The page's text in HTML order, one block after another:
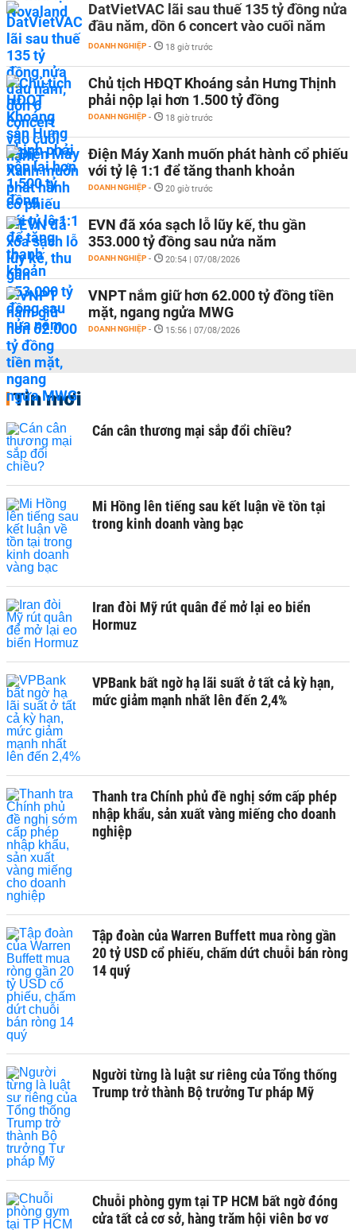
DatVietVAC lãi sau thuế 135 tỷ đồng nửa
đầu năm, dồn 6 concert vào cuối năm
DOANH NGHIỆP - 18 giờ trước
Chủ tịch HĐQT Khoáng sản Hưng Thịnh
phải nộp lại hơn 1.500 tỷ đồng
DOANH NGHIỆP - 18 giờ trước
Điện Máy Xanh muốn phát hành cổ phiếu
với tỷ lệ 1:1 để tăng thanh khoản
DOANH NGHIỆP - 20 giờ trước
EVN đã xóa sạch lỗ lũy kế, thu gần
353.000 tỷ đồng sau nửa năm
DOANH NGHIỆP - 20:54 | 07/08/2026
VNPT nắm giữ hơn 62.000 tỷ đồng tiền
mặt, ngang ngửa MWG
DOANH NGHIỆP - 15:56 | 07/08/2026
Tin mới
Cán cân thương mại sắp đổi chiều?
Mi Hồng lên tiếng sau kết luận về tồn tại
trong kinh doanh vàng bạc
Iran đòi Mỹ rút quân để mở lại eo biển
Hormuz
VPBank bất ngờ hạ lãi suất ở tất cả kỳ hạn,
mức giảm mạnh nhất lên đến 2,4%
Thanh tra Chính phủ đề nghị sớm cấp phép
nhập khẩu, sản xuất vàng miếng cho doanh
nghiệp
Tập đoàn của Warren Buffett mua ròng gần
20 tỷ USD cổ phiếu, chấm dứt chuỗi bán ròng
14 quý
Người từng là luật sư riêng của Tổng thống
Trump trở thành Bộ trưởng Tư pháp Mỹ
Chuỗi phòng gym tại TP HCM bất ngờ đóng
cửa tất cả cơ sở, hàng trăm hội viên bơ vơ